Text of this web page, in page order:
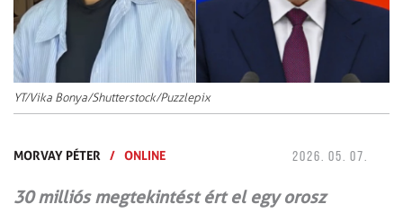
YT/Vika Bonya/Shutterstock/Puzzlepix
MORVAY PÉTER / ONLINE 2026. 05. 07.
30 milliós megtekintést ért el egy orosz